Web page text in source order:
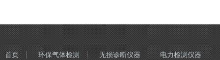
首页 环保气体检测 无损诊断仪器 电力检测仪器